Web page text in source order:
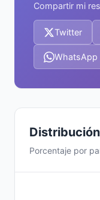
Compartir mi
Twitter
WhatsApp
Porcentaje por